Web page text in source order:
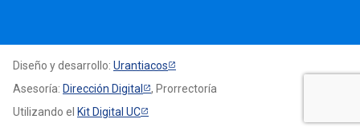
Diseño y desarrollo: Urantiacos
Asesoría: Dirección Digital
, Prorrectoría
Utilizando el Kit Digital UC